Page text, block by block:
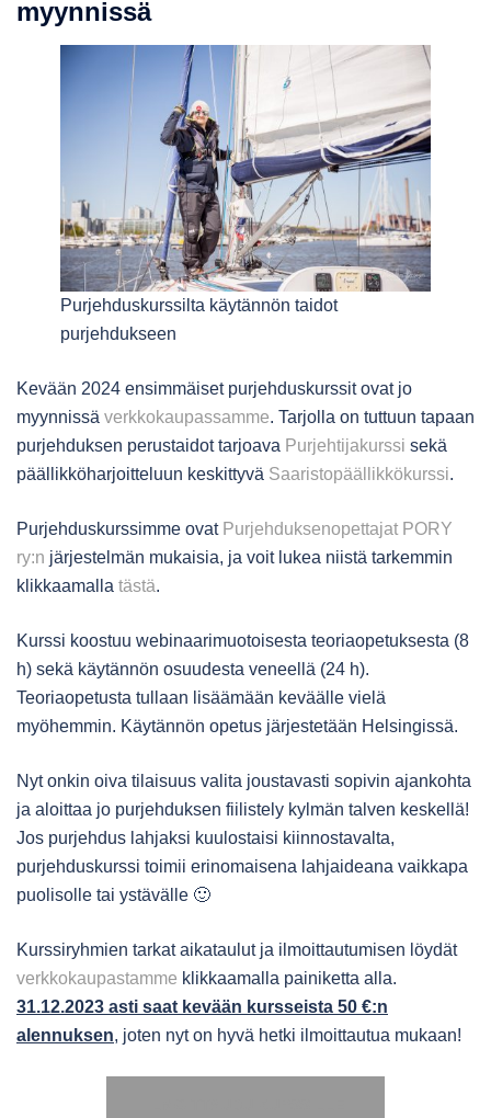
myynnissä
Purjehduskurssilta käytännön taidot
purjehdukseen
Kevään 2024 ensimmäiset purjehduskurssit ovat jo
myynnissä verkkokaupassamme. Tarjolla on tuttuun tapaan
purjehduksen perustaidot tarjoava Purjehtijakurssi sekä
päällikköharjoitteluun keskittyvä Saaristopäällikkökurssi.
Purjehduskurssimme ovat Purjehduksenopettajat PORY
ry:n järjestelmän mukaisia, ja voit lukea niistä tarkemmin
klikkaamalla tästä.
Kurssi koostuu webinaarimuotoisesta teoriaopetuksesta (8
h) sekä käytännön osuudesta veneellä (24 h).
Teoriaopetusta tullaan lisäämään keväälle vielä
myöhemmin. Käytännön opetus järjestetään Helsingissä.
Nyt onkin oiva tilaisuus valita joustavasti sopivin ajankohta
ja aloittaa jo purjehduksen fiilistely kylmän talven keskellä!
Jos purjehdus lahjaksi kuulostaisi kiinnostavalta,
purjehduskurssi toimii erinomaisena lahjaideana vaikkapa
puolisolle tai ystävälle 🙂
Kurssiryhmien tarkat aikataulut ja ilmoittautumisen löydät
verkkokaupastamme klikkaamalla painiketta alla.
31.12.2023 asti saat kevään kursseista 50 €:n
alennuksen, joten nyt on hyvä hetki ilmoittautua mukaan!